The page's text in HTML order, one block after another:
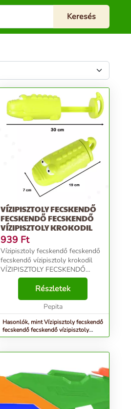
VÍZIPISZTOLY FECSKENDŐ
FECSKENDŐ FECSKENDŐ
VÍZIPISZTOLY KROKODIL
939 Ft
Vízipisztoly fecskendő fecskendő
fecskendő vízipisztoly krokodil
VÍZIPISZTOLY FECSKENDŐ
VÍZIPISZTOLY
KROKODILKezdődik a vízi
kaland!A vízben lenni fantasztikus
kaland, de mint a gyerekeknél
Részletek
Pepita
Hasonlók, mint Vízipisztoly fecskendő
fecskendő fecskendő vízipisztoly
krokodil